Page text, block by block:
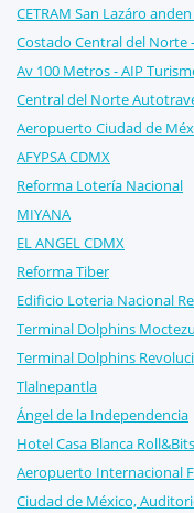
CETRAM San Lazáro anden
Costado Central del Norte
Av 100 Metros - AIP
Central del Norte
Aeropuerto Ciudad de
AFYPSA CDMX
Reforma Lotería Nacional
MIYANA
EL ANGEL CDMX
Reforma Tiber
Edificio Loteria Nacional
Terminal Dolphins
Terminal Dolphins
Tlalnepantla
Ángel de la Independencia
Hotel Casa Blanca Roll&Bits
Aeropuerto Internacional
Ciudad de México,